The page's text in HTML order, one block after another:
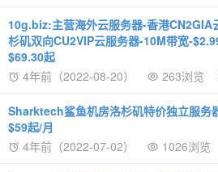
10g.biz:主营海外云服务器-香港CN2GIA
杉矶双向CU2VIP云服务器-10M带宽-
$69.30起
4年前（2022-08-20）
263浏览
Sharktech鲨鱼机房洛杉矶特价独立服务
$59起/月
4年前（2022-07-02）
1026浏览